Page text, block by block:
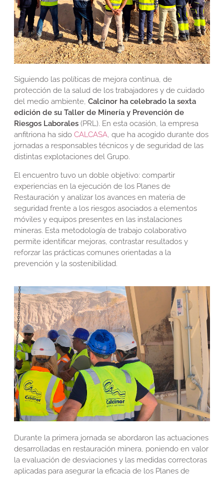
Siguiendo las políticas de mejora continua, de
protección de la salud de los trabajadores y de cuidado
del medio ambiente, Calcinor ha celebrado la sexta
edición de su Taller de Minería y Prevención de
Riesgos Laborales(PRL). En esta ocasión, la empresa
anfitriona ha sido CALCASA, que ha acogido durante dos
jornadas a responsables técnicos y de seguridad de las
distintas explotaciones del Grupo.
El encuentro tuvo un doble objetivo: compartir
experiencias en la ejecución de los Planes de
Restauración y analizar los avances en materia de
seguridad frente a los riesgos asociados a elementos
móviles y equipos presentes en las instalaciones
mineras. Esta metodología de trabajo colaborativo
permite identificar mejoras, contrastar resultados y
reforzar las prácticas comunes orientadas a la
prevención y la sostenibilidad.
Durante la primera jornada se abordaron las actuaciones
desarrolladas en restauración minera, poniendo en valor
la evaluación de desviaciones y las medidas correctoras
aplicadas para asegurar la eficacia de los Planes de